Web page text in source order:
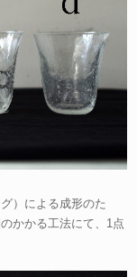
）による成形のた
かかる工法にて、1点